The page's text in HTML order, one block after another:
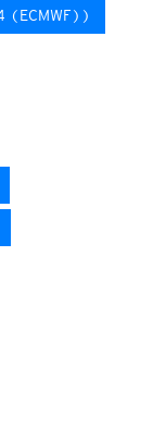
(ECMWF))